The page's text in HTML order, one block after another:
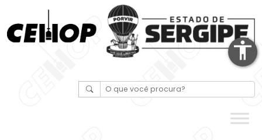
accessibility